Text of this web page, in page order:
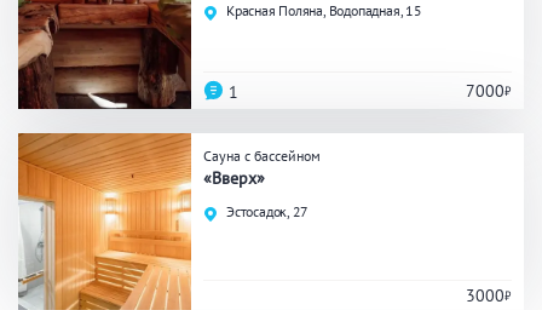
ПРИМЕНИТЬ ФИЛЬТРЫ ЗАКРЫТЬ
Красная Поляна, Водопадная, 15
7000
1
Сауна с бассейном
«Вверх»
Эстосадок, 27
3000